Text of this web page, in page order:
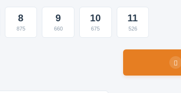
8
875
9
660
10
675
11
526